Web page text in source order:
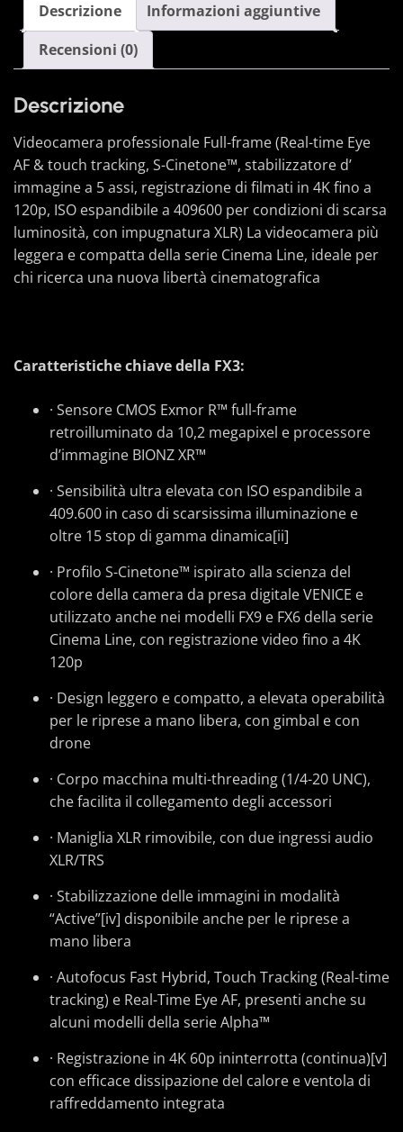
Descrizione
Informazioni aggiuntive
Recensioni (0)
Descrizione
Videocamera professionale Full-frame (Real-time Eye
AF & touch tracking, S-Cinetone™, stabilizzatore d’
immagine a 5 assi, registrazione di filmati in 4K fino a
120p, ISO espandibile a 409600 per condizioni di scarsa
luminosità, con impugnatura XLR) La videocamera più
leggera e compatta della serie Cinema Line, ideale per
chi ricerca una nuova libertà cinematografica
Caratteristiche chiave della FX3:
· Sensore CMOS Exmor R™ full-frame
retroilluminato da 10,2 megapixel e processore
d’immagine BIONZ XR™
· Sensibilità ultra elevata con ISO espandibile a
409.600 in caso di scarsissima illuminazione e
oltre 15 stop di gamma dinamica[ii]
· Profilo S-Cinetone™ ispirato alla scienza del
colore della camera da presa digitale VENICE e
utilizzato anche nei modelli FX9 e FX6 della serie
Cinema Line, con registrazione video fino a 4K
120p
· Design leggero e compatto, a elevata operabilità
per le riprese a mano libera, con gimbal e con
drone
· Corpo macchina multi-threading (1/4-20 UNC),
che facilita il collegamento degli accessori
· Maniglia XLR rimovibile, con due ingressi audio
XLR/TRS
· Stabilizzazione delle immagini in modalità
“Active”[iv] disponibile anche per le riprese a
mano libera
· Autofocus Fast Hybrid, Touch Tracking (Real-time
tracking) e Real-Time Eye AF, presenti anche su
alcuni modelli della serie Alpha™
· Registrazione in 4K 60p ininterrotta (continua)[v]
con efficace dissipazione del calore e ventola di
raffreddamento integrata